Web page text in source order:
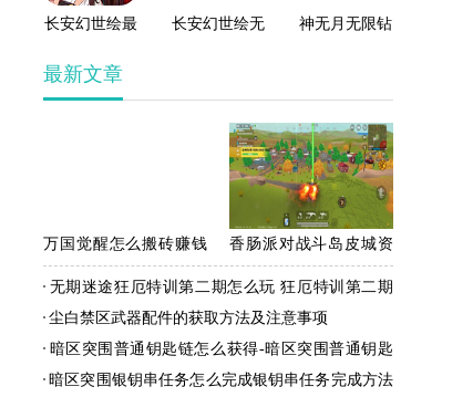
长安幻世绘最
长安幻世绘无
神无月无限钻
最新文章
万国觉醒怎么搬砖赚钱
万国觉醒搬砖方法流程
香肠派对战斗岛皮城资
源点如何获得 香肠派对
战斗岛皮城资源点攻略
无期迷途狂厄特训第二期怎么玩 狂厄特训第二期
玩法介绍
尘白禁区武器配件的获取方法及注意事项
暗区突围普通钥匙链怎么获得-暗区突围普通钥匙
链获取攻略
暗区突围银钥串任务怎么完成银钥串任务完成方法